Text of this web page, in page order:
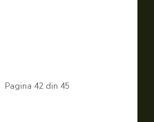
Pagina 42 din 45